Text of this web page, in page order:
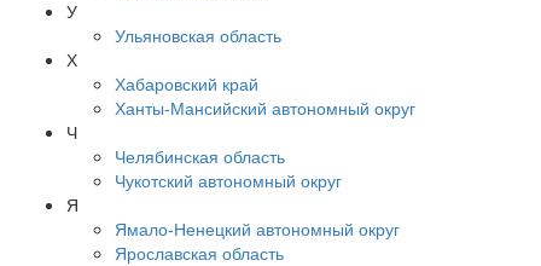
У
Ульяновская область
Х
Хабаровский край
Ханты-Мансийский автономный округ
Ч
Челябинская область
Чукотский автономный округ
Я
Ямало-Ненецкий автономный округ
Ярославская область